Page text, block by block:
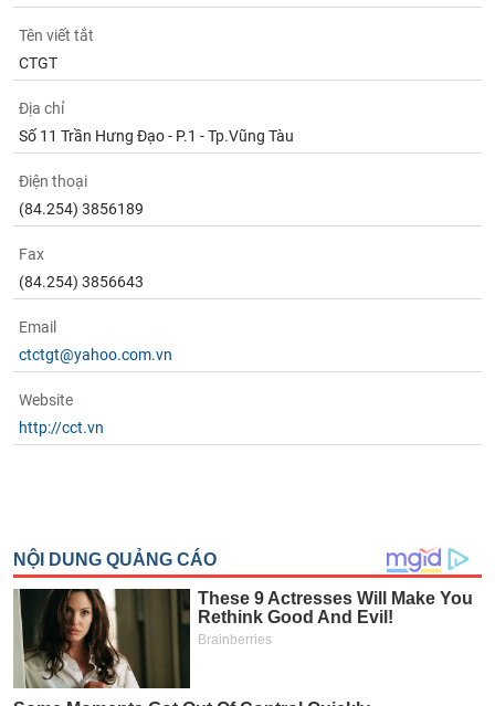
Tên viết tắt
CTGT
Địa chỉ
Số 11 Trần Hưng Đạo - P.1 - Tp.Vũng Tàu
Điện thoại
(84.254) 3856189
Fax
(84.254) 3856643
Email
ctctgt@yahoo.com.vn
Website
http://cct.vn
Đào
tạo
tài
chính
Công
đầu
chính
Dữ
liệu